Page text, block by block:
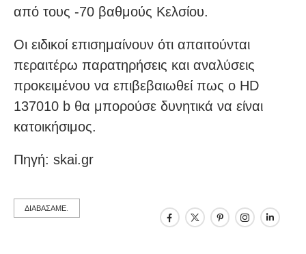
από τους -70 βαθμούς Κελσίου.
Οι ειδικοί επισημαίνουν ότι απαιτούνται
περαιτέρω παρατηρήσεις και αναλύσεις
προκειμένου να επιβεβαιωθεί πως ο HD
137010 b θα μπορούσε δυνητικά να είναι
κατοικήσιμος.
Πηγή: skai.gr
ΔΙΑΒΑΣΑΜΕ.